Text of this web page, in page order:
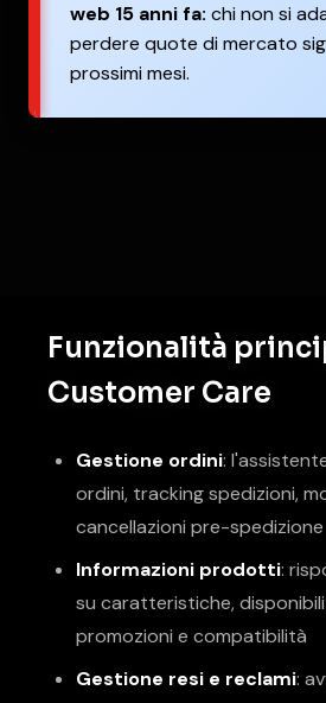
web 15 anni fa: chi non si
perdere quote di mercato
prossimi mesi.
Funzionalità
Customer Care
Gestione ordini:
ordini, tracking spedizioni,
cancellazioni pre-spedizione
Informazioni prodotti:
su caratteristiche,
promozioni e compatibilità
Gestione resi e reclami: